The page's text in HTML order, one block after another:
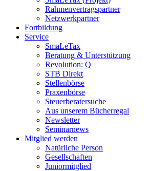
Rahmenvertragspartner
Netzwerkpartner
Fortbildung
Service
SmaLeTax
Beratung & Unterstützung
Revolution: Q
STB Direkt
Stellenbörse
Praxenbörse
Steuerberatersuche
Aus unserem Bücherregal
Newsletter
Seminarnews
Mitglied werden
Natürliche Person
Gesellschaften
Juniormitglied